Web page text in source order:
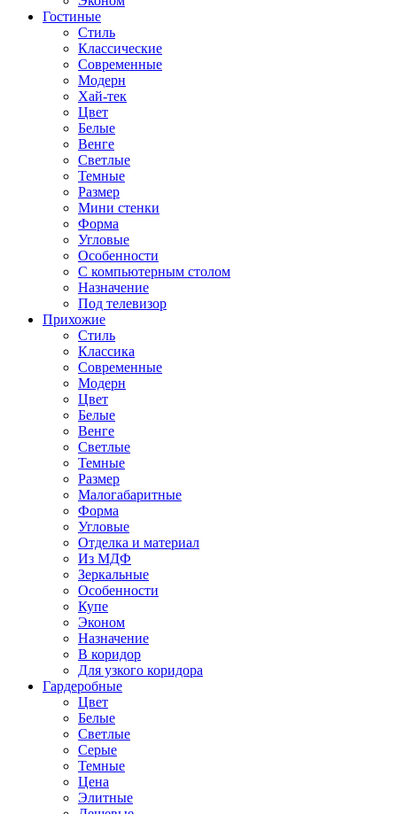
Гостиные
Стиль
Классические
Современные
Модерн
Хай-тек
Цвет
Белые
Венге
Светлые
Темные
Размер
Мини стенки
Форма
Угловые
Особенности
С компьютерным столом
Назначение
Под телевизор
Прихожие
Стиль
Классика
Современные
Модерн
Цвет
Белые
Венге
Светлые
Темные
Размер
Малогабаритные
Форма
Угловые
Отделка и материал
Из МДФ
Зеркальные
Особенности
Купе
Эконом
Назначение
В коридор
Для узкого коридора
Гардеробные
Цвет
Белые
Светлые
Серые
Темные
Цена
Элитные